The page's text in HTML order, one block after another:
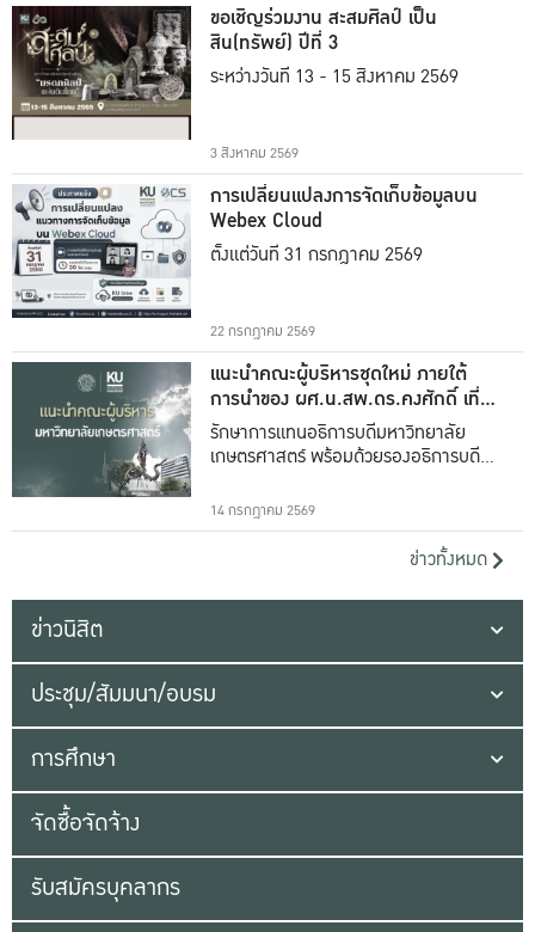
ขอเชิญร่วมงาน สะสมศิลป์ เป็น
สิน(ทรัพย์) ปีที่ 3
ระหว่างวันที่ 13 - 15 สิงหาคม 2569
3 สิงหาคม 2569
การเปลี่ยนแปลงการจัดเก็บข้อมูลบน
Webex Cloud
ตั้งแต่วันที่ 31 กรกฎาคม 2569
22 กรกฎาคม 2569
แนะนำคณะผู้บริหารชุดใหม่ ภายใต้
การนำของ ผศ.น.สพ.ดร.คงศักดิ์ เที่ยง
ธรรม
รักษาการแทนอธิการบดีมหาวิทยาลัย
เกษตรศาสตร์ พร้อมด้วยรองอธิการบดีทั้ง
14 กรกฎาคม 2569
ข่าวทั้งหมด
ข่าวนิสิต
ประชุม/สัมมนา/อบรม
การศึกษา
จัดซื้อจัดจ้าง
รับสมัครบุคลากร